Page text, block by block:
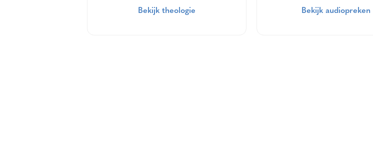
Bekijk theologie Bekijk audiopreken